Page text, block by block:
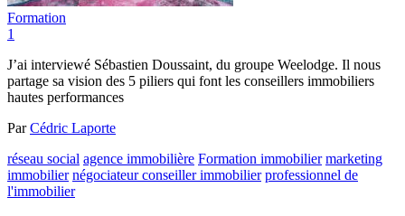
Formation
1
J’ai interviewé Sébastien Doussaint, du groupe Weelodge. Il nous
partage sa vision des 5 piliers qui font les conseillers immobiliers
hautes performances
ParCédric Laporte
réseau social agence immobilière Formation immobilier marketing
immobilier négociateur conseiller immobilier professionnel de
l'immobilier